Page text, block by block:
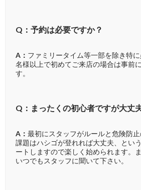
Q：予約は必要ですか？
A： ファミリータイム等一部を除き特
名様以上で初めてご来店の場合は事前
す。
Q：まったくの初心者ですが大丈
A： 最初にスタッフがルールと危険防止
課題はハシゴが登れれば大丈夫、とい
ートしますので楽しく始められます。
いつでもスタッフに聞いて下さい。